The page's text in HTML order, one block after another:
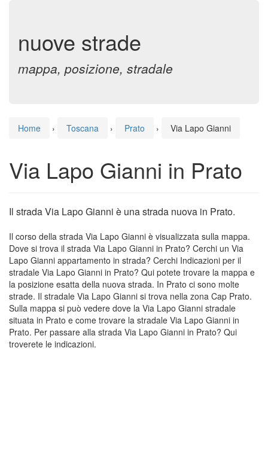
nuove strade
mappa, posizione, stradale
Home › Toscana › Prato › Via Lapo Gianni
Via Lapo Gianni in Prato
Il strada Via Lapo Gianni è una strada nuova in Prato.
Il corso della strada Via Lapo Gianni è visualizzata sulla mappa.
Dove si trova il strada Via Lapo Gianni in Prato? Cerchi un Via
Lapo Gianni appartamento in strada? Cerchi Indicazioni per il
stradale Via Lapo Gianni in Prato? Qui potete trovare la mappa e
la posizione esatta della nuova strada. In Prato ci sono molte
strade. Il stradale Via Lapo Gianni si trova nella zona Cap Prato.
Sulla mappa si può vedere dove la Via Lapo Gianni stradale
situata in Prato e come trovare la stradale Via Lapo Gianni in
Prato. Per passare alla strada Via Lapo Gianni in Prato? Qui
troverete le indicazioni.